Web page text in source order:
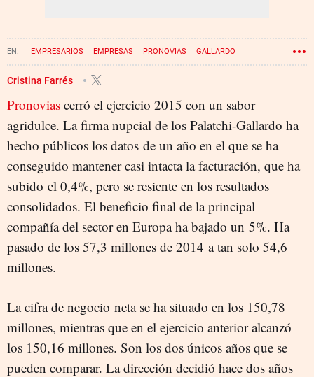
EMPRESARIOS EMPRESAS PRONOVIAS GALLARDO
Cristina Farrés
Pronovias cerró el ejercicio 2015 con un sabor
agridulce. La firma nupcial de los Palatchi-Gallardo ha
hecho públicos los datos de un año en el que se ha
conseguido mantener casi intacta la facturación, que ha
subido el 0,4%, pero se resiente en los resultados
consolidados. El beneficio final de la principal
compañía del sector en Europa ha bajado un 5%. Ha
pasado de los 57,3 millones de 2014 a tan solo 54,6
millones.
La cifra de negocio neta se ha situado en los 150,78
millones, mientras que en el ejercicio anterior alcanzó
los 150,16 millones. Son los dos únicos años que se
pueden comparar. La dirección decidió hace dos años